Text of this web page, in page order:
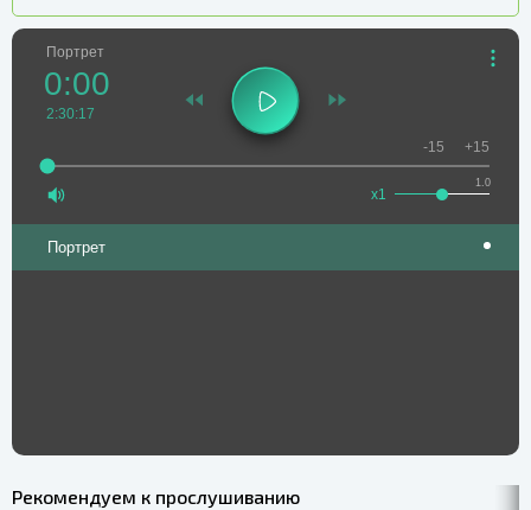
Портрет
0:00
2:30:17
1.0
x1
-15 +15
Портрет
Рекомендуем к прослушиванию